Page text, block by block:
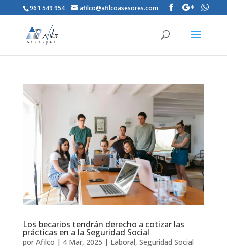
961 549 954 afilco@afilcoasesores.com
Los becarios tendrán derecho a cotizar las
prácticas en a la Seguridad Social
por Afilco | 4 Mar, 2025 | Laboral, Seguridad Social